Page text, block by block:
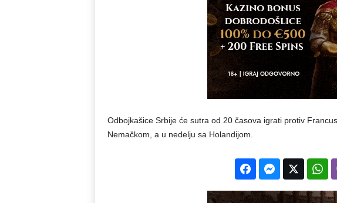
Odbojkašice Srbije će sutra od 20 časova igrati protiv
Nemačkom, a u nedelju sa Holandijom.